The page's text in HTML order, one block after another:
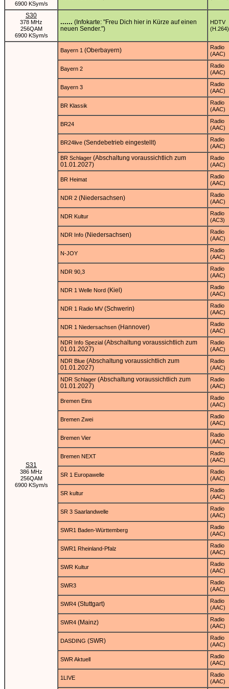
6900 KSym/s
S30
378 MHz
256QAM
6900 KSym/s
...... (Infokarte: "Freu Dich hier in Kürze auf einen
neuen Sender.")
HDTV
(H.264)
S31
386 MHz
256QAM
6900 KSym/s
Bayern 1 (Oberbayern)
Radio
(AAC)
Bayern 2
Radio
(AAC)
Bayern 3
Radio
(AAC)
BR Klassik
Radio
(AAC)
BR24
Radio
(AAC)
BR24live (Sendebetrieb eingestellt)
Radio
(AAC)
BR Schlager (Abschaltung voraussichtlich zum
01.01.2027)
Radio
(AAC)
BR Heimat
Radio
(AAC)
NDR 2 (Niedersachsen)
Radio
(AAC)
NDR Kultur
Radio
(AC3)
NDR Info (Niedersachsen)
Radio
(AAC)
N-JOY
Radio
(AAC)
NDR 90,3
Radio
(AAC)
NDR 1 Welle Nord (Kiel)
Radio
(AAC)
NDR 1 Radio MV(Schwerin)
Radio
(AAC)
NDR 1 Niedersachsen (Hannover)
Radio
(AAC)
NDR Info Spezial (Abschaltung voraussichtlich zum
01.01.2027)
Radio
(AAC)
NDR Blue (Abschaltung voraussichtlich zum
01.01.2027)
Radio
(AAC)
NDR Schlager (Abschaltung voraussichtlich zum
01.01.2027)
Radio
(AAC)
Bremen Eins
Radio
(AAC)
Bremen Zwei
Radio
(AAC)
Bremen Vier
Radio
(AAC)
Bremen NEXT
Radio
(AAC)
SR 1 Europawelle
Radio
(AAC)
SR kultur
Radio
(AAC)
SR 3 Saarlandwelle
Radio
(AAC)
SWR1 Baden-Württemberg
Radio
(AAC)
SWR1 Rheinland-Pfalz
Radio
(AAC)
SWR Kultur
Radio
(AAC)
SWR3
Radio
(AAC)
SWR4 (Stuttgart)
Radio
(AAC)
SWR4 (Mainz)
Radio
(AAC)
DASDING (SWR)
Radio
(AAC)
SWR Aktuell
Radio
(AAC)
1LIVE
Radio
(AAC)